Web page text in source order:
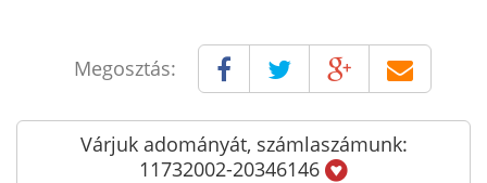
Megosztás:
Várjuk adományát, számlaszámunk:
11732002-20346146